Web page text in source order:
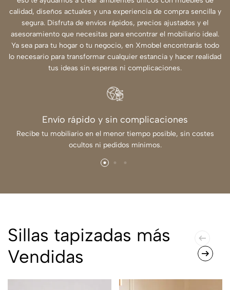
calidad, diseños actuales y una experiencia de compra sencilla y
segura. Disfruta de envíos rápidos, precios ajustados y el
asesoramiento que necesitas para encontrar el mobiliario ideal.
Ya sea para tu hogar o tu negocio, en Xmobel encontrarás todo
lo necesario para transformar cualquier estancia y hacer realidad
tus ideas sin esperas ni complicaciones.
Envío rápido y sin complicaciones
Recibe tu mobiliario en el menor tiempo posible, sin costes
ocultos ni pedidos mínimos.
Sillas tapizadas más
Vendidas